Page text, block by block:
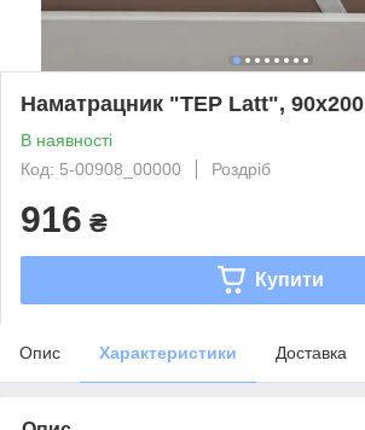
Наматрацник "TEP Latt", 90x200
В наявності
Код: 5-00908_00000
Роздріб
916 ₴
Купити
Опис Характеристики Доставка